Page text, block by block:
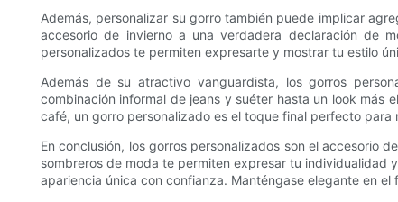
Además, personalizar su gorro también puede implicar
accesorio de invierno a una verdadera declaración de
personalizados te permiten expresarte y mostrar tu estilo
Además de su atractivo vanguardista, los gorros
combinación informal de jeans y suéter hasta un look más
café, un gorro personalizado es el toque final perfecto
En conclusión, los gorros personalizados son el accesorio
sombreros de moda te permiten expresar tu individualidad
apariencia única con confianza. Manténgase elegante en